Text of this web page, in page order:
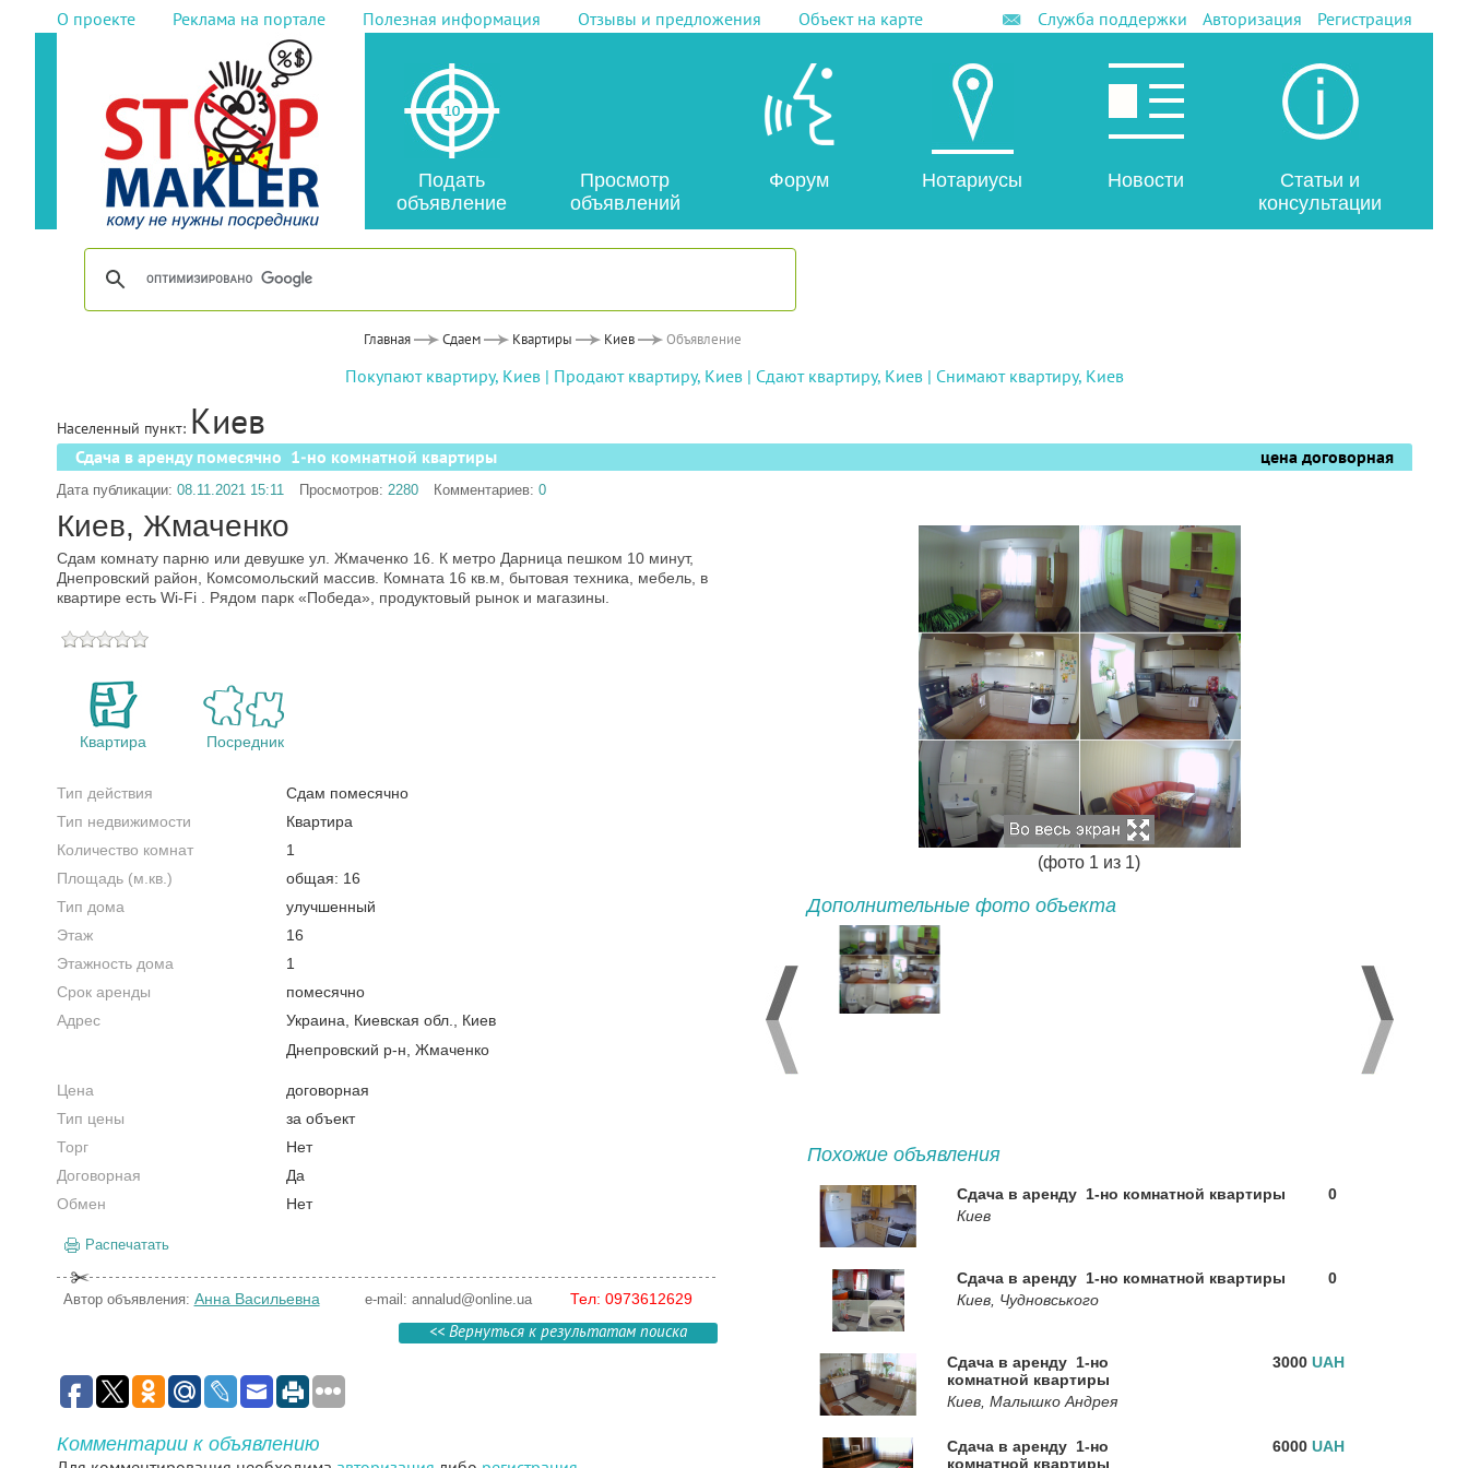
О проекте Реклама на портале Полезная информация Отзывы и предложения Объект на карте Служба поддержки Авторизация Регистрация
Подать
объявление
Просмотр
объявлений
Форум Нотариусы Новости
Статьи и
консультации
Главная Сдаем Квартиры Киев Объявление
Покупают квартиру, Киев| Продают квартиру, Киев| Сдают квартиру, Киев| Снимают квартиру, Киев
Населенный пункт: Киев
Сдача в аренду помесячно 1-но комнатной квартиры цена договорная
Дата публикации: 08.11.2021 15:11 Просмотров: 2280 Комментариев: 0
Киев, Жмаченко
Сдам комнату парню или девушке ул. Жмаченко 16. К метро Дарница пешком 10 минут,
Днепровский район, Комсомольский массив. Комната 16 кв.м, бытовая техника, мебель, в
квартире есть Wi-Fi . Рядом парк «Победа», продуктовый рынок и магазины.
Квартира Посредник
Тип действия
Сдам помесячно
Тип недвижимости
Квартира
Количество комнат
1
Площадь (м.кв.)
общая: 16
Тип дома
улучшенный
Этаж
16
Этажность дома
1
Срок аренды
помесячно
Адрес
Украина, Киевская обл., Киев
Днепровский р-н, Жмаченко
Цена
договорная
Тип цены
за объект
Торг
Нет
Договорная
Да
Обмен
Нет
Распечатать
Автор объявления: Анна Васильевна e-mail: annalud@online.ua Тел: 0973612629
<< Вернуться к результатам поиска
Комментарии к объявлению
(фото 1 из 1)
Дополнительные фото объекта
Похожие объявления
Сдача в аренду 1-но комнатной квартиры
Киев
0
Сдача в аренду 1-но комнатной квартиры
Киев, Чудновського
0
Сдача в аренду 1-но
комнатной квартиры
Киев, Малышко Андрея
3000 UAH
Сдача в аренду 1-но
комнатной квартиры
6000 UAH